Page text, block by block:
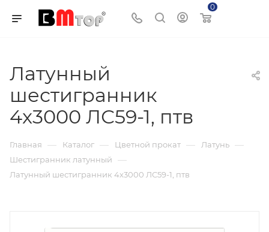
0
Латунный
шестигранник
4x3000 ЛС59-1, птв
Главная — Каталог — Цветной прокат — Латунь —
Шестигранник латунный —
Латунный шестигранник 4x3000 ЛС59-1, птв